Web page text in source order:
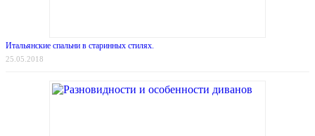
Итальянские спальни в старинных стилях.
25.05.2018